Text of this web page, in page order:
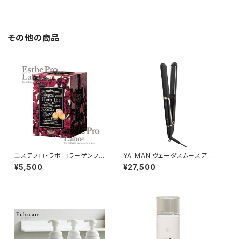
その他の商品
エステプロ・ラボ コラーゲンフェ
イシャルハーブティーグランプロ
30包
¥5,500
YA-MAN ヴェーダスムースアイ
ロン プラス PSM250B
¥27,500